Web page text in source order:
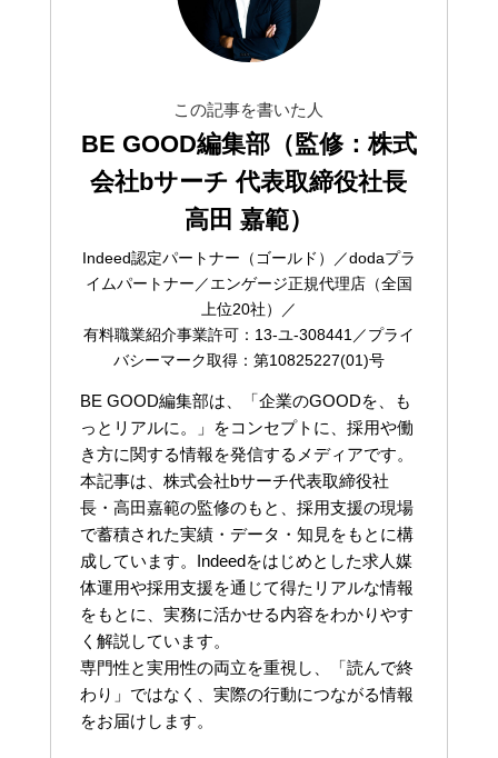
この記事を書いた人
BE GOOD編集部（監修：株式
会社bサーチ 代表取締役社長
高田 嘉範）
Indeed認定パートナー（ゴールド）／dodaプラ
イムパートナー／エンゲージ正規代理店（全国
上位20社）／
有料職業紹介事業許可：13-ユ-308441／プライ
バシーマーク取得：第10825227(01)号
BE GOOD編集部は、「企業のGOODを、も
っとリアルに。」をコンセプトに、採用や働
き方に関する情報を発信するメディアです。
本記事は、株式会社bサーチ代表取締役社
長・高田嘉範の監修のもと、採用支援の現場
で蓄積された実績・データ・知見をもとに構
成しています。Indeedをはじめとした求人媒
体運用や採用支援を通じて得たリアルな情報
をもとに、実務に活かせる内容をわかりやす
く解説しています。
専門性と実用性の両立を重視し、「読んで終
わり」ではなく、実際の行動につながる情報
をお届けします。